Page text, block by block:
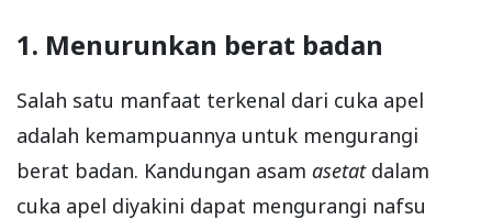
1. Menurunkan berat badan
Salah satu manfaat terkenal dari cuka apel
adalah kemampuannya untuk mengurangi
berat badan. Kandungan asam asetatdalam
cuka apel diyakini dapat mengurangi nafsu